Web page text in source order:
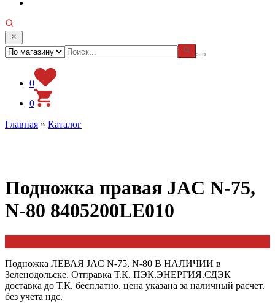
0
0
Главная » Каталог
Подножка правая JAC N-75,
N-80 8405200LE010
Подножка ЛЕВАЯ JАC N-75, N-80 В НАЛИЧИИ в
Зеленодольске. Отправка Т.К. ПЭК.ЭНЕРГИЯ.СДЭК
доставка до Т.К. бесплатно. цена указана за наличный расчет.
без учета ндс.